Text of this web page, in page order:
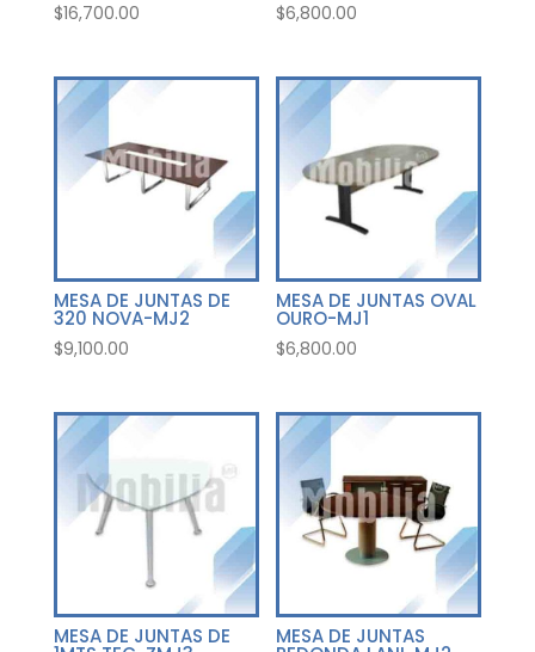
$16,700.00 $6,800.00
MESA DE JUNTAS DE
320 NOVA-MJ2
$9,100.00
MESA DE JUNTAS OVAL
OURO-MJ1
$6,800.00
MESA DE JUNTAS DE MESA DE JUNTAS